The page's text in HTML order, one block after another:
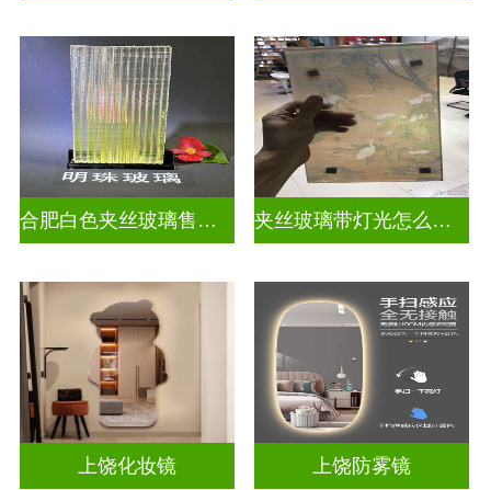
合肥白色夹丝玻璃售价多少 夹丝玻璃带灯光怎么安装
上饶化妆镜 上饶防雾镜